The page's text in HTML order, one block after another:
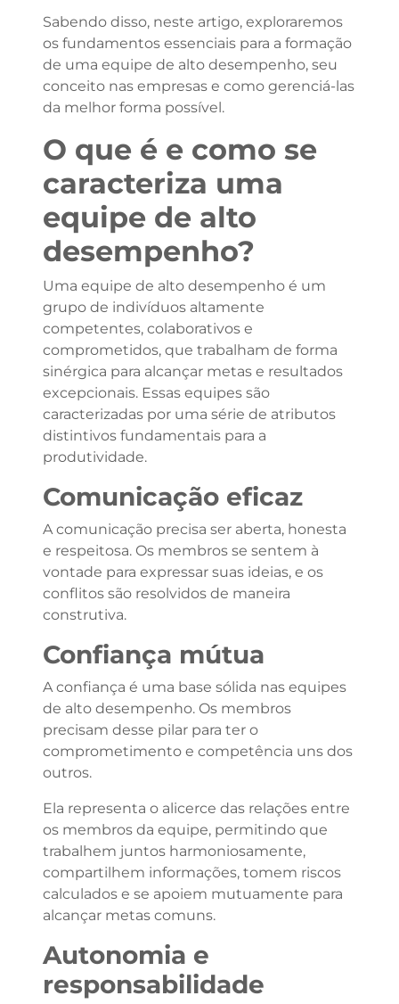
Sabendo disso, neste artigo, exploraremos
os fundamentos essenciais para a formação
de uma equipe de alto desempenho, seu
conceito nas empresas e como gerenciá-las
da melhor forma possível.
O que é e como se
caracteriza uma
equipe de alto
desempenho?
Uma equipe de alto desempenho é um
grupo de indivíduos altamente
competentes, colaborativos e
comprometidos, que trabalham de forma
sinérgica para alcançar metas e resultados
excepcionais. Essas equipes são
caracterizadas por uma série de atributos
distintivos fundamentais para a
produtividade.
Comunicação eficaz
A comunicação precisa ser aberta, honesta
e respeitosa. Os membros se sentem à
vontade para expressar suas ideias, e os
conflitos são resolvidos de maneira
construtiva.
Confiança mútua
A confiança é uma base sólida nas equipes
de alto desempenho. Os membros
precisam desse pilar para ter o
comprometimento e competência uns dos
outros.
Ela representa o alicerce das relações entre
os membros da equipe, permitindo que
trabalhem juntos harmoniosamente,
compartilhem informações, tomem riscos
calculados e se apoiem mutuamente para
alcançar metas comuns.
Autonomia e
responsabilidade